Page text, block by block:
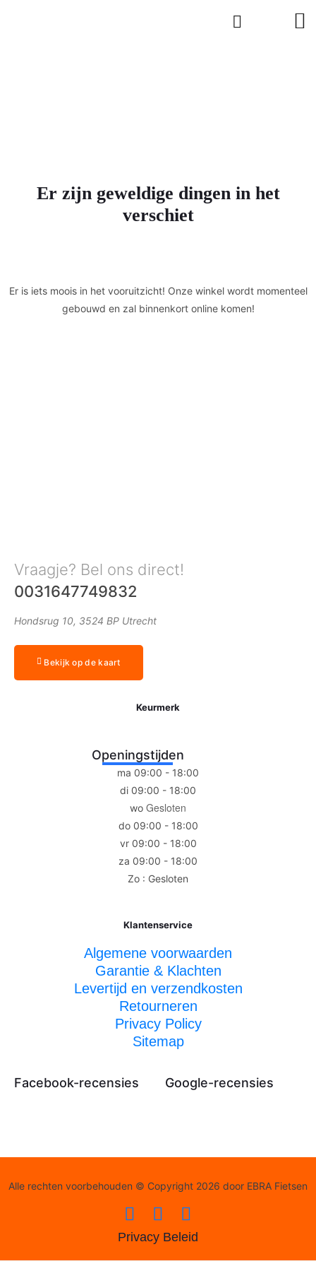
Er zijn geweldige dingen in het
verschiet
Er is iets moois in het vooruitzicht! Onze winkel wordt momenteel
gebouwd en zal binnenkort online komen!
Vraagje? Bel ons direct!
0031647749832
Hondsrug 10, 3524 BP Utrecht
Bekijk op de kaart
Keurmerk
Openingstijden
ma 09:00 - 18:00
di 09:00 - 18:00
wo Gesloten
do 09:00 - 18:00
vr 09:00 - 18:00
za 09:00 - 18:00
Zo : Gesloten
Klantenservice
Algemene voorwaarden
Garantie & Klachten
Levertijd en verzendkosten
Retourneren
Privacy Policy
Sitemap
Facebook-recensies Google-recensies
Alle rechten voorbehouden © Copyright 2026 door EBRA Fietsen
Privacy Beleid